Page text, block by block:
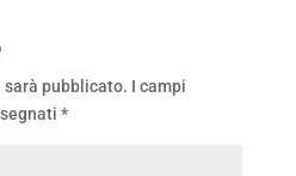
pubblicato. I campi
*